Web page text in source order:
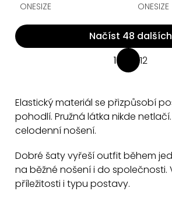
ONESIZE ONESIZE
O
v
á
d
í
p
Načíst 48 dalších
S
á
n
v
á
1 12
Elastický materiál se přizpůsobí
pohodlí. Pružná látka nikde
celodenní nošení.
Dobré šaty vyřeší outfit během
na běžné nošení i do společnosti.
příležitosti i typu postavy.